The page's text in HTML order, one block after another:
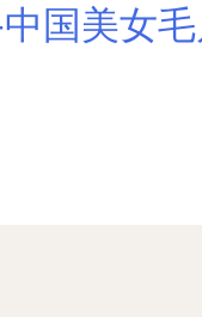
国美女